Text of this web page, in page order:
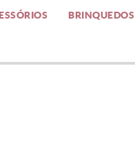
BRINQUEDOS